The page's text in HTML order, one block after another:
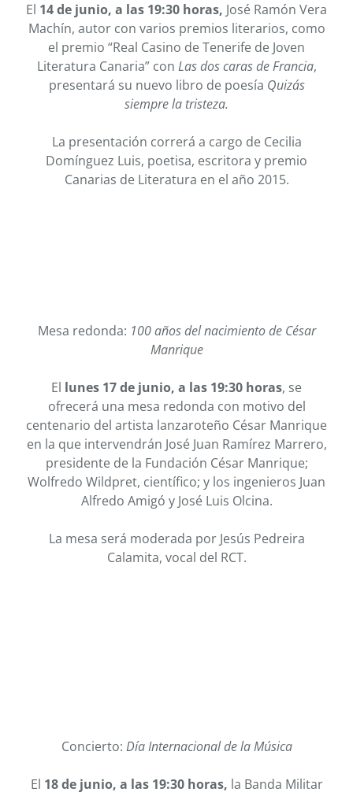
El 14 de junio, a las 19:30 horas, José Ramón Vera
Machín, autor con varios premios literarios, como
el premio “Real Casino de Tenerife de Joven
Literatura Canaria” con Las dos caras de Francia,
presentará su nuevo libro de poesía Quizás
siempre la tristeza.
La presentación correrá a cargo de Cecilia
Domínguez Luis, poetisa, escritora y premio
Canarias de Literatura en el año 2015.
Mesa redonda: 100 años del nacimiento de César
Manrique
El lunes 17 de junio, a las 19:30 horas, se
ofrecerá una mesa redonda con motivo del
centenario del artista lanzaroteño César Manrique
en la que intervendrán José Juan Ramírez Marrero,
presidente de la Fundación César Manrique;
Wolfredo Wildpret, científico; y los ingenieros Juan
Alfredo Amigó y José Luis Olcina.
La mesa será moderada por Jesús Pedreira
Calamita, vocal del RCT.
Concierto: Día Internacional de la Música
El 18 de junio, a las 19:30 horas, la Banda Militar